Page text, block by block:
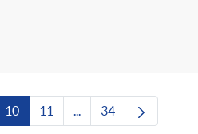
Utilitzeu TAB per
Pàgina
10 Pàgina
11 ...Pàgines intermèdies
Pàgina
34